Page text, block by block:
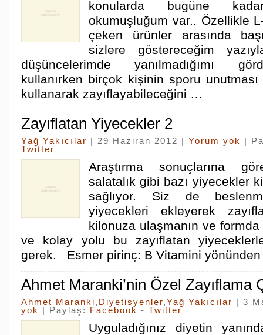
konularda bugüne
okumuşluğum var.. Özellikle
çeken ürünler arasında
sizlere göstereceğim
düşüncelerimde yanılmadığımı
kullanırken birçok kişinin sporu
kullanarak zayıflayabileceğini …
Zayıflatan Yiyecekler 2
Yağ Yakıcılar | 29 Haziran 2012 | Yorum yok
|
Twitter
Araştırma sonuçlarına
salatalık gibi bazı yiyecekler
sağlıyor. Siz de
yiyecekleri ekleyerek
kilonuza ulaşmanın ve
ve kolay yolu bu zayıflatan
gerek. Esmer pirinç: B Vitamini
Ahmet Maranki’nin Özel Zayıflama
Ahmet Maranki, Diyetisyenler,Yağ Yakıcılar
| 3
yok
| Paylaş: Facebook - Twitter
Uyguladığınız diyetin